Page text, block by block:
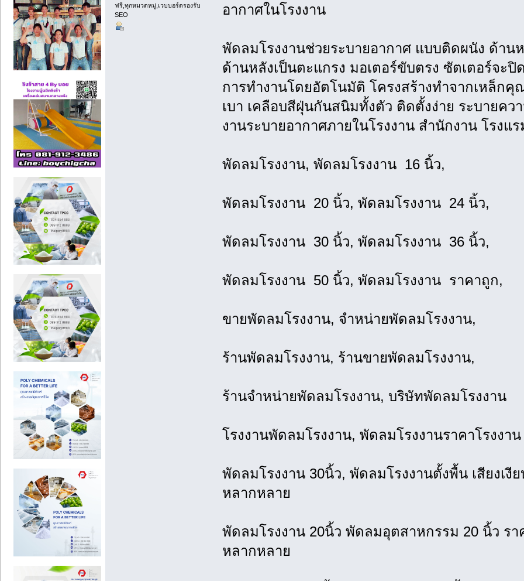
ฟรี,ทุกหมวดหมู่,เวบบอร์ดรองรับ
SEO
อากาศในโรงงาน
พัดลมโรงงานช่วยระบายอากาศ แบบติดผนัง ด้าน
ด้านหลังเป็นตะแกรง มอเตอร์ขับตรง ซัตเตอร์จะ
การทำงานโดยอัตโนมัติ โครงสร้างทำจากเหล็ก
เบา เคลือบสีฝุ่นกันสนิมทั้งตัว ติดตั้งง่าย ระบายคว
งานระบายอากาศภายในโรงงาน สำนักงาน โรงแ
พัดลมโรงงาน, พัดลมโรงงาน 16 นิ้ว,
พัดลมโรงงาน 20 นิ้ว, พัดลมโรงงาน 24 นิ้ว,
พัดลมโรงงาน 30 นิ้ว, พัดลมโรงงาน 36 นิ้ว,
พัดลมโรงงาน 50 นิ้ว, พัดลมโรงงาน ราคาถูก,
ขายพัดลมโรงงาน, จำหน่ายพัดลมโรงงาน,
ร้านพัดลมโรงงาน, ร้านขายพัดลมโรงงาน,
ร้านจำหน่ายพัดลมโรงงาน, บริษัทพัดลมโรงงาน
โรงงานพัดลมโรงงาน, พัดลมโรงงานราคาโรงงาน
พัดลมโรงงาน 30นิ้ว, พัดลมโรงงานตั้งพื้น เสียงเงี
หลากหลาย
พัดลมโรงงาน 20นิ้ว พัดลมอุตสาหกรรม 20 นิ้ว รา
หลากหลาย